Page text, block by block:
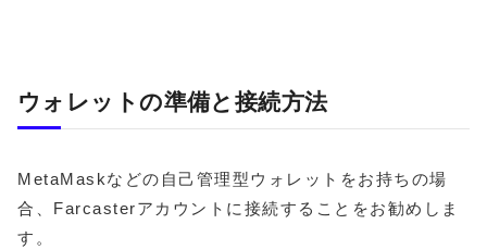
ウォレットの準備と接続方法
MetaMaskなどの自己管理型ウォレットをお持ちの場
合、Farcasterアカウントに接続することをお勧めしま
す。